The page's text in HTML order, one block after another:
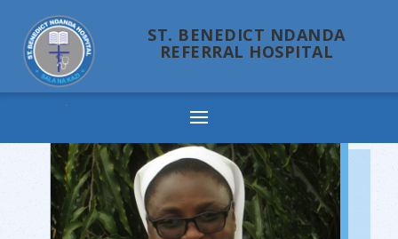
ST. BENEDICT NDANDA
REFERRAL HOSPITAL